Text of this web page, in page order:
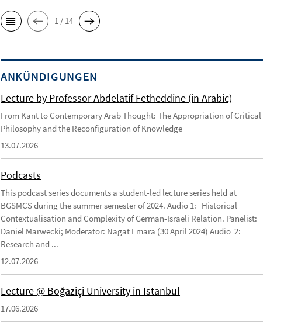
1 / 14
ANKÜNDIGUNGEN
Lecture by Professor Abdelatif Fetheddine (in Arabic)
From Kant to Contemporary Arab Thought: The Appropriation of Critical
Philosophy and the Reconfiguration of Knowledge
13.07.2026
Podcasts
This podcast series documents a student-led lecture series held at
BGSMCS during the summer semester of 2024. Audio 1: Historical
Contextualisation and Complexity of German-Israeli Relation. Panelist:
Daniel Marwecki; Moderator: Nagat Emara (30 April 2024) Audio 2:
Research and ...
12.07.2026
Lecture @ Boğaziçi University in Istanbul
17.06.2026